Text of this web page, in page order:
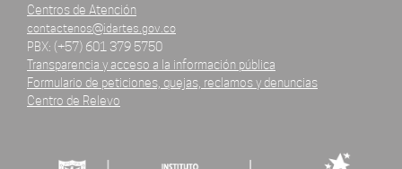
Centros de Atención
contactenos@idartes.gov.co
PBX: (+57) 601 379 5750
Transparencia y acceso a la información pública
Formulario de peticiones, quejas, reclamos y denuncias
Centro de Relevo